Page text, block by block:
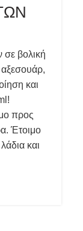
σε βολική
αξεσουάρ,
και
προς
Έτοιμο
και